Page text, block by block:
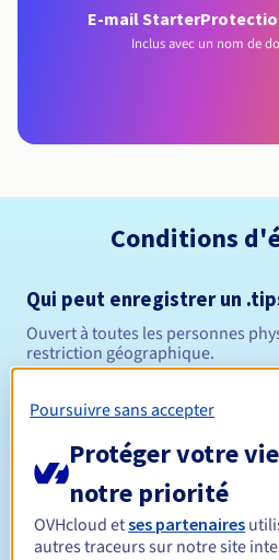
E-mail Starter
Inclus avec un nom de
Conditions
Qui peut enregistrer un
Ouvert à toutes les personnes
restriction géographique.
Règles de gestion
Durée de réservation
Durée de renouvellement
Poursuivre sans accepter
Protéger votre
notre priorité
OVHcloud etses partenaires
autres traceurs sur notre site